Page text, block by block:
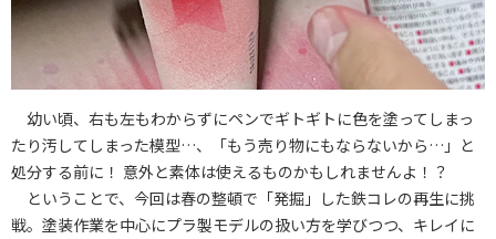
幼い頃、右も左もわからずにペンでギトギトに色を塗ってしまっ
たり汚してしまった模型…、「もう売り物にもならないから…」と
処分する前に！ 意外と素体は使えるものかもしれませんよ！？
ということで、今回は春の整頓で「発掘」した鉄コレの再生に挑
戦。塗装作業を中心にプラ製モデルの扱い方を学びつつ、キレイに